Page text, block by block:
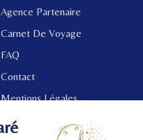
Agence Partenaire
Carnet De Voyage
FAQ
Contact
Mentions Légales